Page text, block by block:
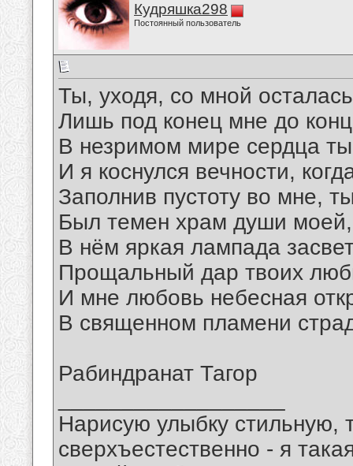
Кудряшка298
Постоянный пользователь
Ты, уходя, со мной
Лишь под конец мне до
В незримом мире сердца
И я коснулся вечности,
Заполнив пустоту во мне,
Был темен храм души моей,
В нём яркая лампада
Прощальный дар твоих
И мне любовь небесная
В священном пламени
Рабиндранат Тагор
Нарисую улыбку стильную,
сверхъестественно - я